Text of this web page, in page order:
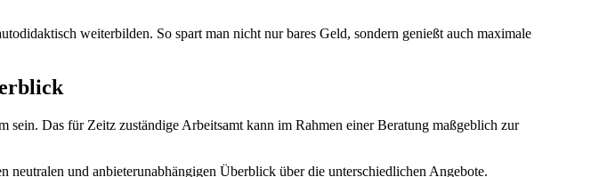
weiterbilden. So spart man nicht nur bares Geld, sondern genießt auch maximale
Das für Zeitz zuständige Arbeitsamt kann im Rahmen einer Beratung maßgeblich zur
und anbieterunabhängigen Überblick über die unterschiedlichen Angebote.